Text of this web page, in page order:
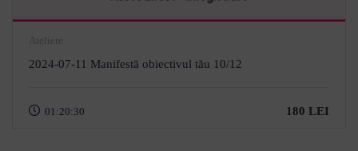
Ateliere
2024-07-11 Manifestă obiectivul tău 10/12
01:20:30 180 LEI